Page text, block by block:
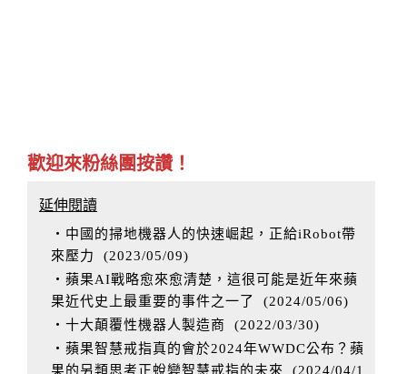
歡迎來粉絲團按讚！
延伸閱讀
‧中國的掃地機器人的快速崛起，正給iRobot帶
來壓力
(2023/05/09)
‧蘋果AI戰略愈來愈清楚，這很可能是近年來蘋
果近代史上最重要的事件之一了
(2024/05/06)
‧十大顛覆性機器人製造商
(2022/03/30)
‧蘋果智慧戒指真的會於2024年WWDC公布？蘋
果的另類思考正蛻變智慧戒指的未來
(2024/04/1